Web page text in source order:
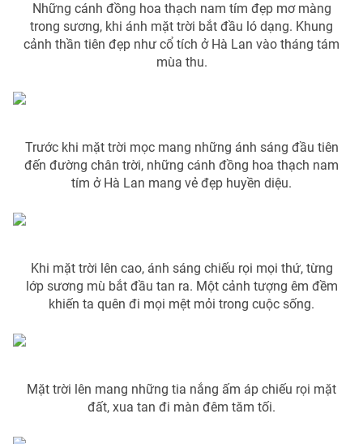
Phim VTV
Hậu trường
Giải sao mai
Giải trí
Âm nhạc
Làm đẹp
Chất lượng cuộc sống
Tuyển sinh
Công nghệ
Hitech Công nghệ tương lai
Thị trường
Tư vấn
Giao lưu trực tuyến
Lịch phát sóng
Infographic
Những cánh đồng hoa thạch nam tím đẹp mơ màng
trong sương, khi ánh mặt trời bắt đầu ló dạng. Khung
cảnh thần tiên đẹp như cổ tích ở Hà Lan vào tháng tám
mùa thu.
Trước khi mặt trời mọc mang những ánh sáng đầu tiên
đến đường chân trời, những cánh đồng hoa thạch nam
tím ở Hà Lan mang vẻ đẹp huyền diệu.
Khi mặt trời lên cao, ánh sáng chiếu rọi mọi thứ, từng
lớp sương mù bắt đầu tan ra. Một cảnh tượng êm đềm
khiến ta quên đi mọi mệt mỏi trong cuộc sống.
Mặt trời lên mang những tia nắng ấm áp chiếu rọi mặt
đất, xua tan đi màn đêm tăm tối.